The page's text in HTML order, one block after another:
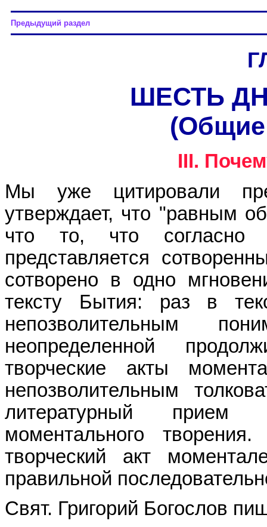
Предыдущий раздел
ШЕСТЬ
(Общие
III.
Мы уже цитировали
утверждает, что "равным
что то, что согласно
представляется
сотворено в одно
тексту Бытия: раз в
непозволительным
неопределенной
творческие акты
непозволительным
литературный прием
моментального
творческий акт
правильной
Свят. Григорий Богослов